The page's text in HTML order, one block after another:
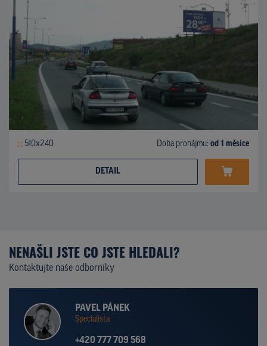
510x240 Doba pronájmu: od 1 měsíce
DETAIL
NENAŠLI JSTE CO JSTE HLEDALI?
Kontaktujte naše odborníky
PAVEL PÁNEK
Specialista
+420 777 709 568